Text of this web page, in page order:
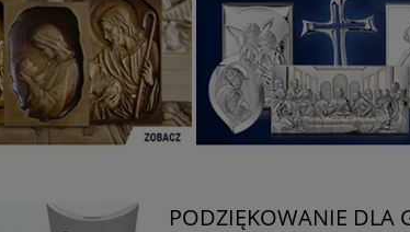
PODZIĘKOWANIE DLA